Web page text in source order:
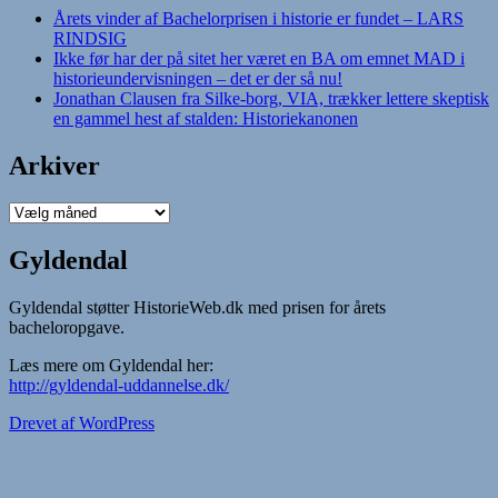
Årets vinder af Bachelorprisen i historie er fundet – LARS
RINDSIG
Ikke før har der på sitet her været en BA om emnet MAD i
historieundervisningen – det er der så nu!
Jonathan Clausen fra Silke-borg, VIA, trækker lettere skeptisk
en gammel hest af stalden: Historiekanonen
Arkiver
Arkiver
Gyldendal
Gyldendal støtter HistorieWeb.dk med prisen for årets
bacheloropgave.
Læs mere om Gyldendal her:
http://gyldendal-uddannelse.dk/
Drevet af WordPress